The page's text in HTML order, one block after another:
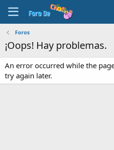
Foros
¡Oops! Hay problemas.
An error occurred while the
try again later.